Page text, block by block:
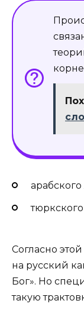
арабского
Согласно
на русский
Бог». Но
такую